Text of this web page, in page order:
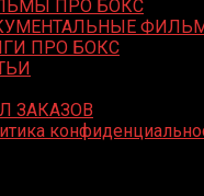
ПРО БОКС
ПРО БОКС
ЗАКАЗОВ